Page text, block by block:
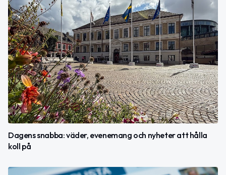
Dagens snabba: väder, evenemang och nyheter att hålla
koll på